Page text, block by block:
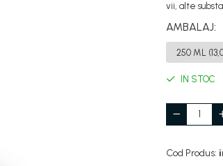
vii, alte
AMBALAJ:
IN STOC
Cod Produs: